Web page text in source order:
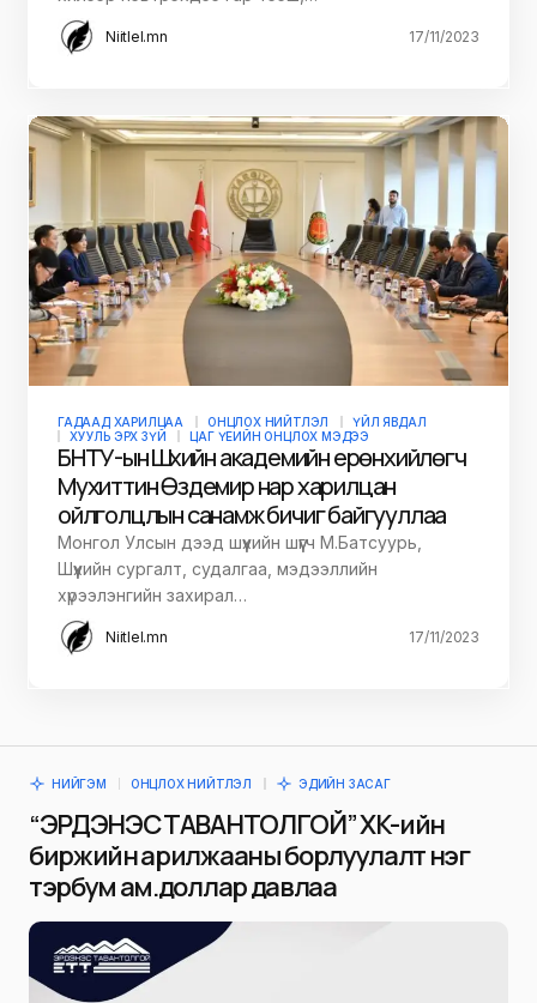
Niitlel.mn 17/11/2023
ГАДААД ХАРИЛЦАА ОНЦЛОХ НИЙТЛЭЛ
ҮЙЛ ЯВДАЛ
ХУУЛЬ ЭРХ ЗҮЙ
ЦАГ ҮЕИЙН ОНЦЛОХ МЭДЭЭ
БНТУ-ын Шүүхийн академийн ерөнхийлөгч
Мухиттин Өздемир нар харилцан
ойлголцлын санамж бичиг байгууллаа
Монгол Улсын дээд шүүхийн шүүгч М.Батсуурь,
Шүүхийн сургалт, судалгаа, мэдээллийн
хүрээлэнгийн захирал…
Niitlel.mn 17/11/2023
НИЙГЭМ ОНЦЛОХ НИЙТЛЭЛ ЭДИЙН ЗАСАГ
“ЭРДЭНЭС ТАВАНТОЛГОЙ” ХК-ийн
биржийн арилжааны борлуулалт нэг
тэрбум ам.доллар давлаа